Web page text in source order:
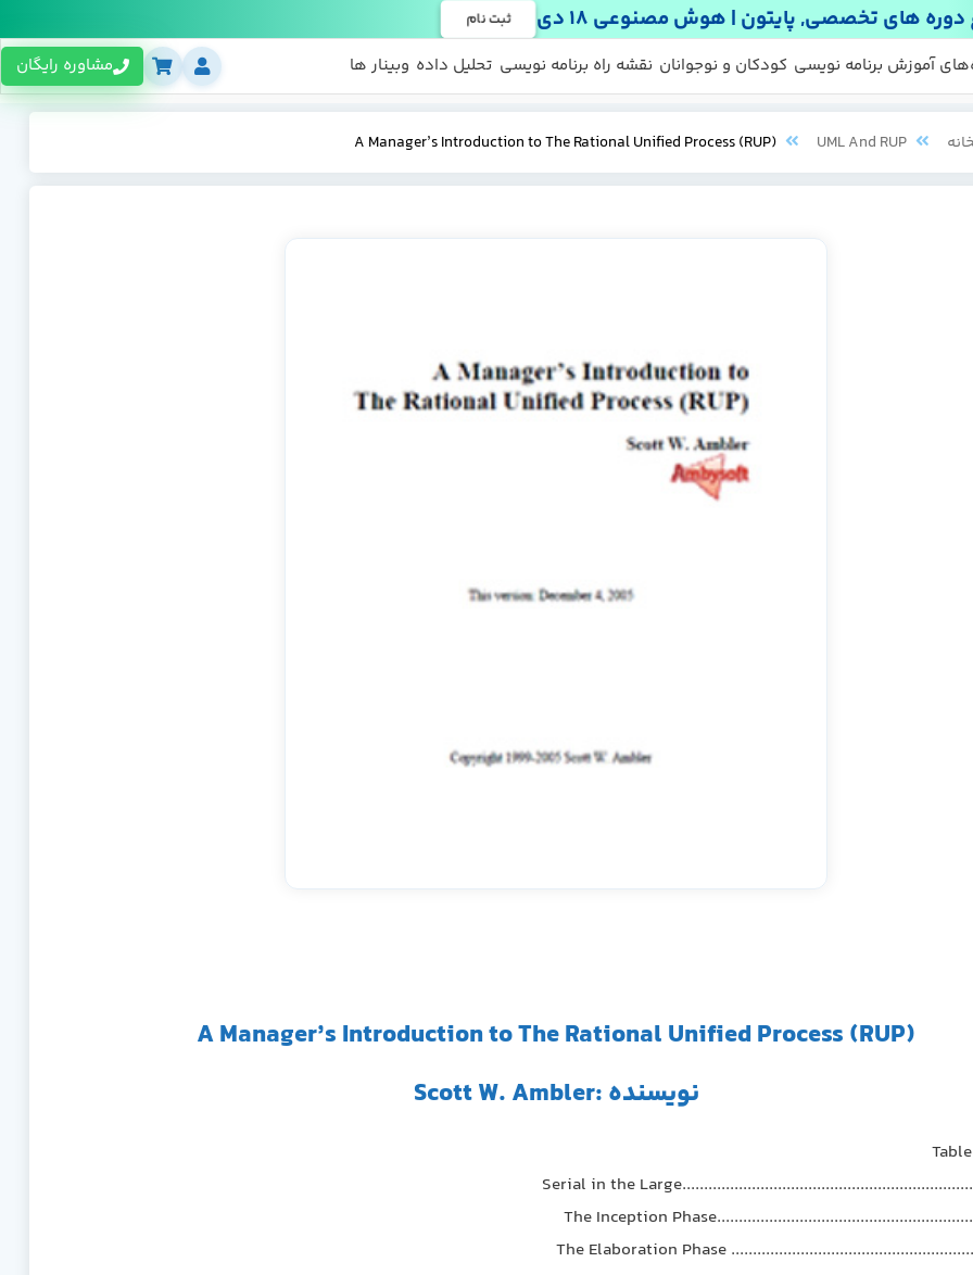
های تخصصی, پایتون | هوش مصنوعی 18 دی ثبت نام
آموزش برنامه نویسی ها
رایگان کودکان و نوجوانان نقشه راه برنامه نویسی تحلیل داده وبینار ها مشاوره رایگان
UML And RUP
A Manager’s Introduction to The Rational Unified Process (RUP)
A Manager’s Introduction to The Rational Unified Process (RUP)
نویسنده :Scott W. Ambler